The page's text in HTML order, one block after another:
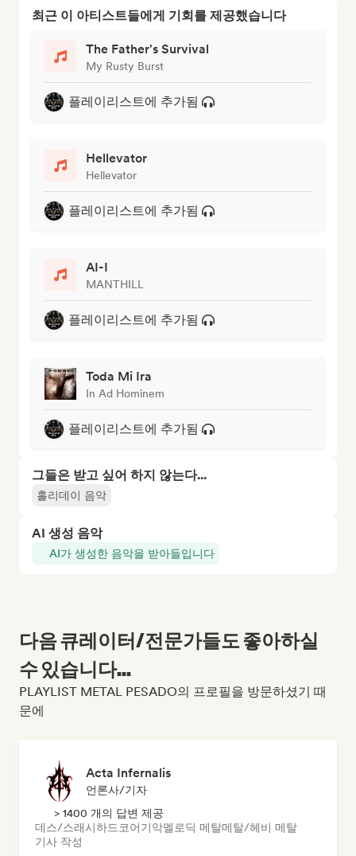
최근 이 아티스트들에게 기회를 제공했습니다
The Father's Survival
My Rusty Burst
플레이리스트에 추가됨
Hellevator
Hellevator
플레이리스트에 추가됨
AI-I
MANTHILL
플레이리스트에 추가됨
Toda Mi Ira
In Ad Hominem
플레이리스트에 추가됨
그들은 받고 싶어 하지 않는다...
홀리데이 음악
AI 생성 음악
AI가 생성한 음악을 받아들입니다
다음 큐레이터/전문가들도 좋아하실
수 있습니다...
PLAYLIST METAL PESADO의 프로필을 방문하셨기 때
문에
Acta Infernalis
언론사/기자
> 1400 개의 답변 제공
데스/스래시하드코어기악멜로딕 메탈메탈/헤비 메탈
기사 작성